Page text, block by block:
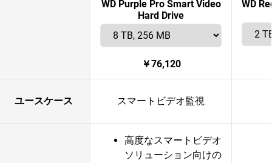
WD Purple Pro Smart Video
Hard Drive
￥76,120
WD
ユースケース スマートビデオ監視
高度なスマートビデオ
ソリューション向けの